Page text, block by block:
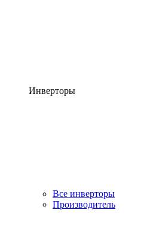
Инверторы
Все инверторы
Производитель